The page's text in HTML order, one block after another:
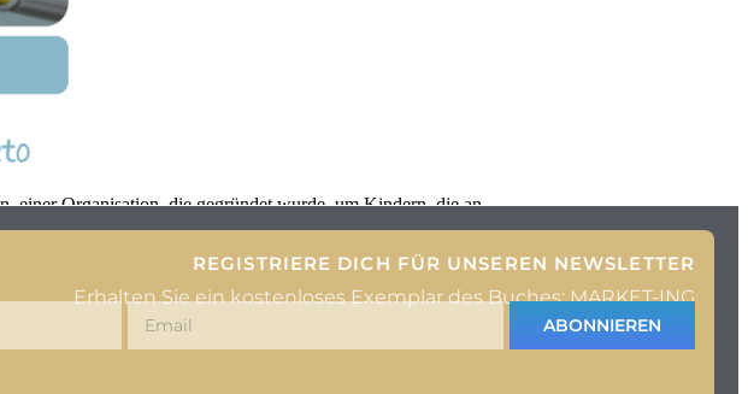
einer Organisation, die gegründet wurde, um Kindern, die an
REGISTRIERE DICH FÜR UNSEREN NEWSLETTER
Erhalten Sie ein kostenloses Exemplar des Buches: MARKET-ING
ABONNIEREN